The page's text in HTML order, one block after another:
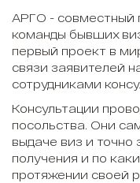
АРГО - совместный
команды бывших
первый проект в
связи заявителей
сотрудниками
Консультации
посольства. Они
выдаче виз и точно
получения и по
протяжении своей